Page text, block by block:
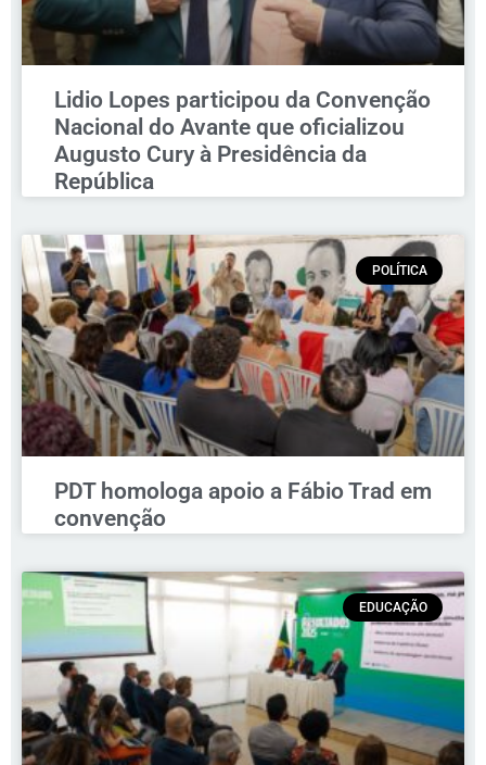
Lidio Lopes participou da Convenção
Nacional do Avante que oficializou
Augusto Cury à Presidência da
República
POLÍTICA
PDT homologa apoio a Fábio Trad em
convenção
EDUCAÇÃO